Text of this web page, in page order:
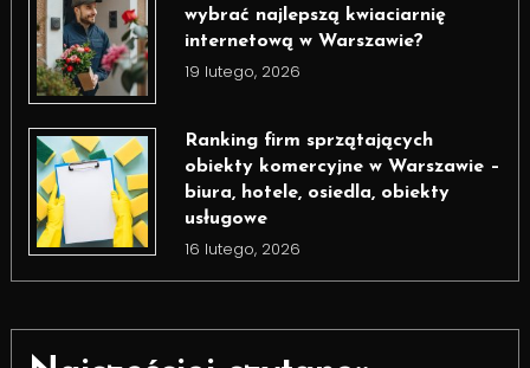
wybrać najlepszą kwiaciarnię
internetową w Warszawie?
19 lutego, 2026
Ranking firm sprzątających
obiekty komercyjne w Warszawie –
biura, hotele, osiedla, obiekty
usługowe
16 lutego, 2026